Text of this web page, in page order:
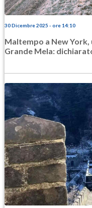
30 Dicembre 2025 - ore 14:10
Maltempo a New
Grande Mela: